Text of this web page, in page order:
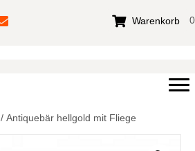
Warenkorb 0
/ Antiquebär hellgold mit Fliege